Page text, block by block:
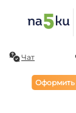
Чат
Оформить